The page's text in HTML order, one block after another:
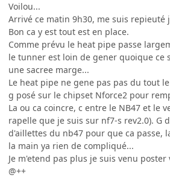
Voilou...
Arrivé ce matin 9h30, me suis repieuté
Bon ca y est tout est en place.
Comme prévu le heat pipe passe
le tunner est loin de gener quoique ce
une sacree marge...
Le heat pipe ne gene pas pas du tout
g posé sur le chipset Nforce2 pour
La ou ca coincre, c entre le NB47 et le
rapelle que je suis sur nf7-s rev2.0). G
d'aillettes du nb47 pour que ca passe,
la main ya rien de compliqué...
Je m'etend pas plus je suis venu
@++